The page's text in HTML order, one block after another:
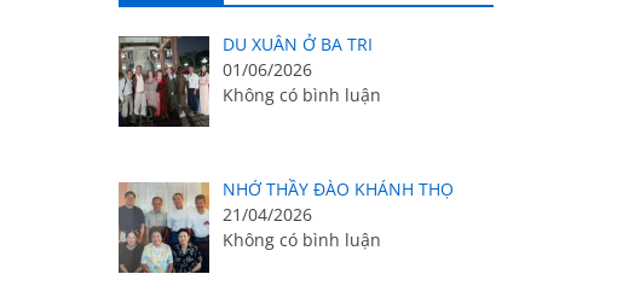
DU XUÂN Ở BA TRI
01/06/2026
Không có bình luận
NHỚ THẦY ĐÀO KHÁNH THỌ
21/04/2026
Không có bình luận